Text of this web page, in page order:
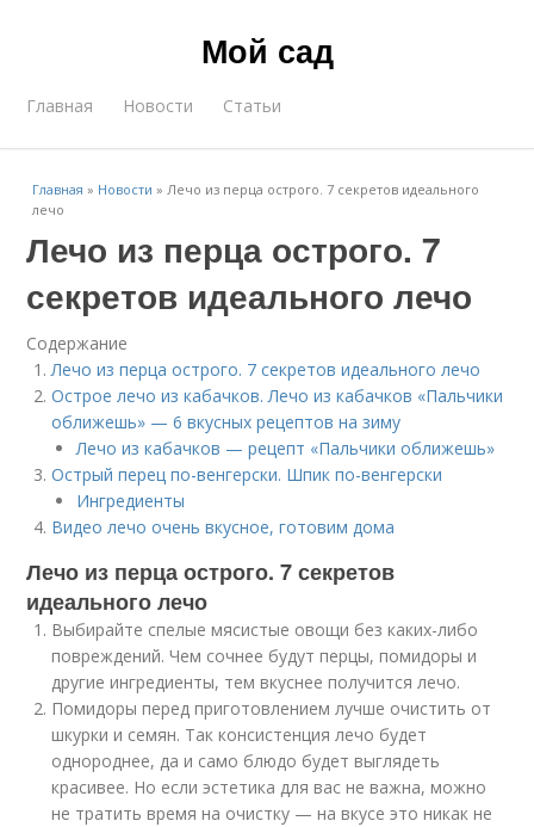
Мой сад
Главная Новости Статьи
Главная » Новости »Лечо из перца острого. 7 секретов идеального
лечо
Лечо из перца острого. 7
секретов идеального лечо
Содержание
Лечо из перца острого. 7 секретов идеального лечо
Острое лечо из кабачков. Лечо из кабачков «Пальчики
оближешь» — 6 вкусных рецептов на зиму
Лечо из кабачков — рецепт «Пальчики оближешь»
Острый перец по-венгерски. Шпик по-венгерски
Ингредиенты
Видео лечо очень вкусное, готовим дома
Лечо из перца острого. 7 секретов
идеального лечо
Выбирайте спелые мясистые овощи без каких-либо
повреждений. Чем сочнее будут перцы, помидоры и
другие ингредиенты, тем вкуснее получится лечо.
Помидоры перед приготовлением лучше очистить от
шкурки и семян. Так консистенция лечо будет
однороднее, да и само блюдо будет выглядеть
красивее. Но если эстетика для вас не важна, можно
не тратить время на очистку — на вкусе это никак не